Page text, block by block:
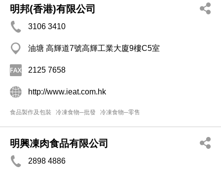
明邦(香港)有限公司
3106 3410
油塘 高輝道7號高輝工業大廈9樓C5室
2125 7658
http://www.ieat.com.hk
食品製作及包裝 冷凍食物─批發 冷凍食物─零售
明興凍肉食品有限公司
2898 4886